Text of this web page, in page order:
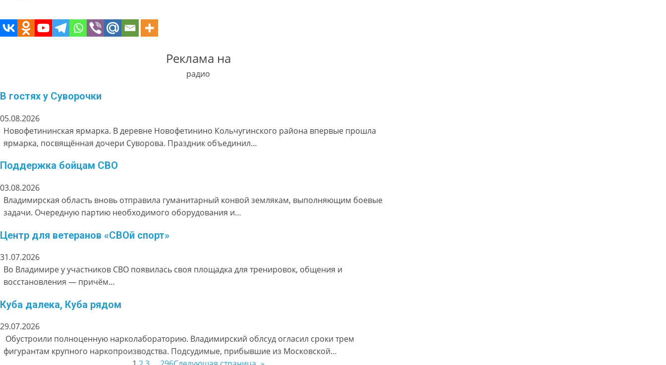
Реклама на
радио
В гостях у Суворочки
05.08.2026
Новофетининская ярмарка. В деревне Новофетинино Кольчугинского района впервые прошла
ярмарка, посвящённая дочери Суворова. Праздник объединил…
Поддержка бойцам СВО
03.08.2026
Владимирская область вновь отправила гуманитарный конвой землякам, выполняющим боевые
задачи. Очередную партию необходимого оборудования и…
Центр для ветеранов «СВОй спорт»
31.07.2026
Во Владимире у участников СВО появилась своя площадка для тренировок, общения и
восстановления — причём…
Куба далека, Куба рядом
29.07.2026
Обустроили полноценную нарколабораторию. Владимирский облсуд огласил сроки трем
фигурантам крупного наркопроизводства. Подсудимые, прибывшие из Московской…